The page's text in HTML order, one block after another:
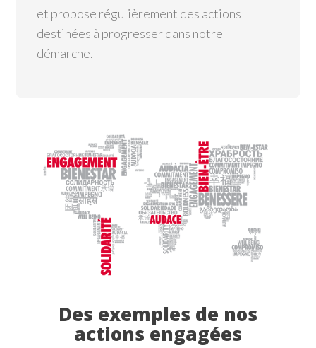
et propose régulièrement des actions
destinées à progresser dans notre
démarche.
Des exemples de nos
actions engagées